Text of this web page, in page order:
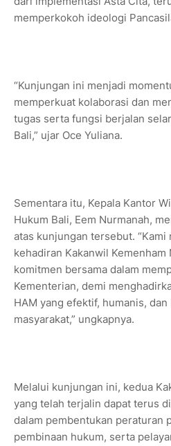
memperkokoh ideologi
“Kunjungan ini menjadi
memperkuat kolaborasi dan
tugas serta fungsi berjalan
Bali,” ujar Oce Yuliana.
Sementara itu, Kepala Kantor
Hukum Bali, Eem Nurmanah,
atas kunjungan tersebut. “Kami
kehadiran Kakanwil
komitmen bersama dalam
Kementerian, demi
HAM yang efektif, humanis,
masyarakat,” ungkapnya.
Melalui kunjungan ini, kedua
yang telah terjalin dapat terus
dalam pembentukan peraturan
pembinaan hukum, serta